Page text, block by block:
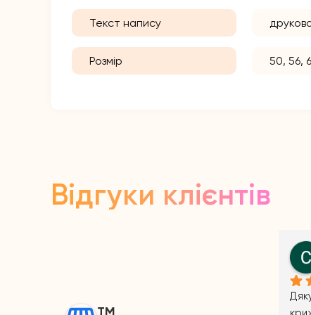
Текст напису
Розмір 50, 56,
Відгуки клієнтів
ТМ